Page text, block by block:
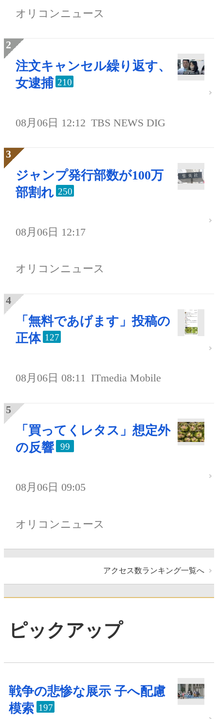
オリコンニュース
注文キャンセル繰り返す、
女逮捕 210
08月06日 12:12 TBS NEWS DIG
ジャンプ発行部数が100万
部割れ 250
08月06日 12:17
オリコンニュース
「無料であげます」投稿の
正体 127
08月06日 08:11 ITmedia Mobile
「買ってくレタス」想定外
の反響
99
08月06日 09:05
オリコンニュース
アクセス数ランキング一覧へ
ピックアップ
戦争の悲惨な展示 子へ配慮
模索 197